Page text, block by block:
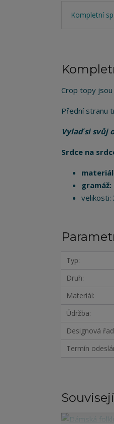
Kompletní
Crop topy
Přední stranu
Vylaď si svůj
Srdce na
gramáž:
velikosti:
Typ
Druh
Materiál
Údržba
Designová
Termín